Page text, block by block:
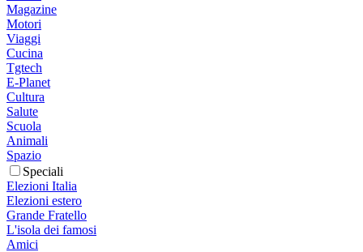
Magazine
Motori
Viaggi
Cucina
Tgtech
E-Planet
Cultura
Salute
Scuola
Animali
Spazio
Speciali
Elezioni Italia
Elezioni estero
Grande Fratello
L'isola dei famosi
Amici